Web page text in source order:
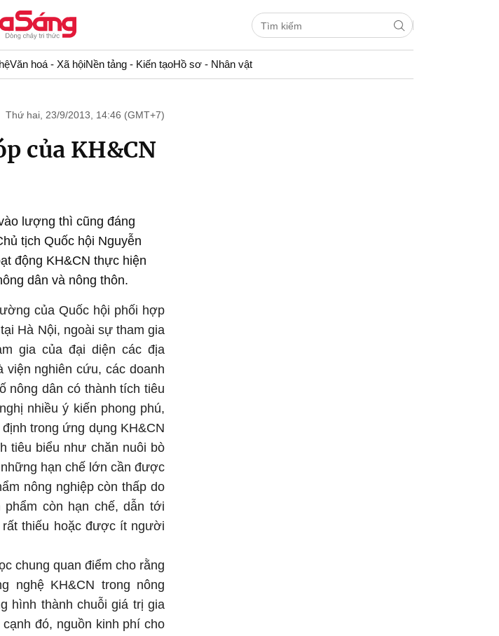
Văn hoá - Xã hộiNền tảng - Kiến tạoHồ sơ - Nhân vật
Thứ hai, 23/9/2013, 14:46 (GMT+7)
của KH&CN
lượng thì cũng đáng
tịch Quốc hội Nguyễn
động KH&CN thực hiện
dân và nông thôn.
của Quốc hội phối hợp
Hà Nội, ngoài sự tham gia
gia của đại diện các địa
nghiên cứu, các doanh
nông dân có thành tích tiêu
nhiều ý kiến phong phú,
trong ứng dụng KH&CN
tiêu biểu như chăn nuôi bò
hạn chế lớn cần được
nông nghiệp còn thấp do
còn hạn chế, dẫn tới
thiếu hoặc được ít người
chung quan điểm cho rằng
nghệ KH&CN trong nông
hình thành chuỗi giá trị gia
đó, nguồn kinh phí cho